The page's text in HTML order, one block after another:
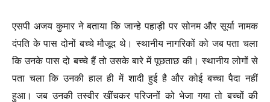
एसपी अजय कुमार ने बताया कि जान्हे पहाड़ी पर सोनम और सूर्या नामक
दंपति के पास दोनों बच्चे मौजूद थे। स्थानीय नागरिकों को जब पता चला
कि उनके पास दो बच्चे हैं तो उसके बारे में पूछताछ की। स्थानीय लोगों से
पता चला कि उनकी हाल ही में शादी हुई है और कोई बच्चा पैदा नहीं
हुआ। जब उनकी तस्वीर खींचकर परिजनों को भेजा गया तो बच्चों की